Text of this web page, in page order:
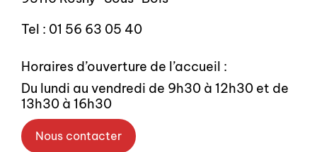
Tel : 01 56 63 05 40
Horaires d’ouverture de l’accueil :
Du lundi au vendredi de 9h30 à 12h30 et de
13h30 à 16h30
Nous contacter